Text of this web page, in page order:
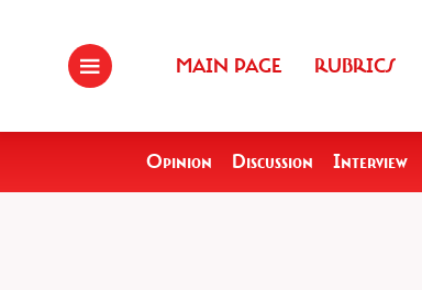
MAIN PAGE RUBRICS
Opinion Discussion Interview